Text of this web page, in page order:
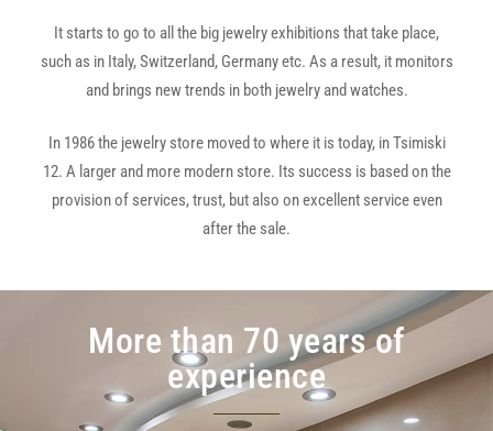
It starts to go to all the big jewelry exhibitions that take place,
such as in Italy, Switzerland, Germany etc. As a result, it monitors
and brings new trends in both jewelry and watches.
In 1986 the jewelry store moved to where it is today, in Tsimiski
12. A larger and more modern store. Its success is based on the
provision of services, trust, but also on excellent service even
after the sale.
More than 70 years of
experience